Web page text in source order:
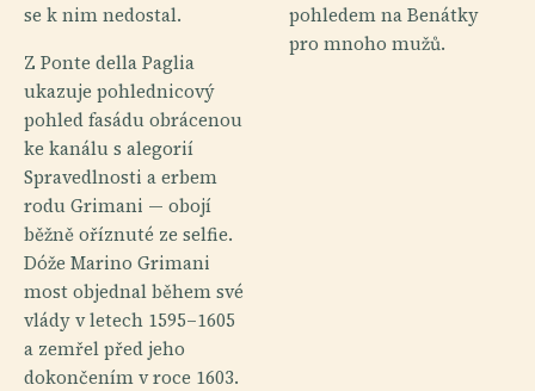
se k nim nedostal.
Z Ponte della Paglia
ukazuje pohlednicový
pohled fasádu obrácenou
ke kanálu s alegorií
Spravedlnosti a erbem
rodu Grimani — obojí
běžně oříznuté ze selfie.
Dóže Marino Grimani
most objednal během své
vlády v letech 1595–1605
a zemřel před jeho
dokončením v roce 1603.
pohledem na Benátky
pro mnoho mužů.